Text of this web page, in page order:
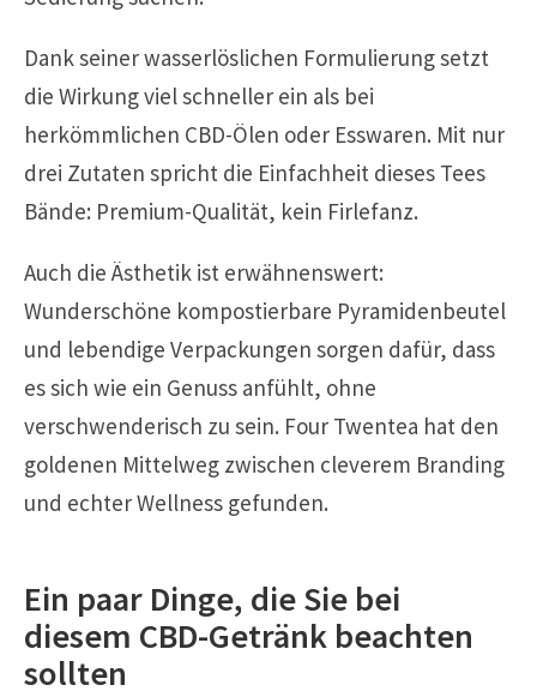
Dank seiner wasserlöslichen Formulierung setzt
die Wirkung viel schneller ein als bei
herkömmlichen CBD-Ölen oder Esswaren. Mit nur
drei Zutaten spricht die Einfachheit dieses Tees
Bände: Premium-Qualität, kein Firlefanz.
Auch die Ästhetik ist erwähnenswert:
Wunderschöne kompostierbare Pyramidenbeutel
und lebendige Verpackungen sorgen dafür, dass
es sich wie ein Genuss anfühlt, ohne
verschwenderisch zu sein. Four Twentea hat den
goldenen Mittelweg zwischen cleverem Branding
und echter Wellness gefunden.
Ein paar Dinge, die Sie bei
diesem CBD-Getränk beachten
sollten